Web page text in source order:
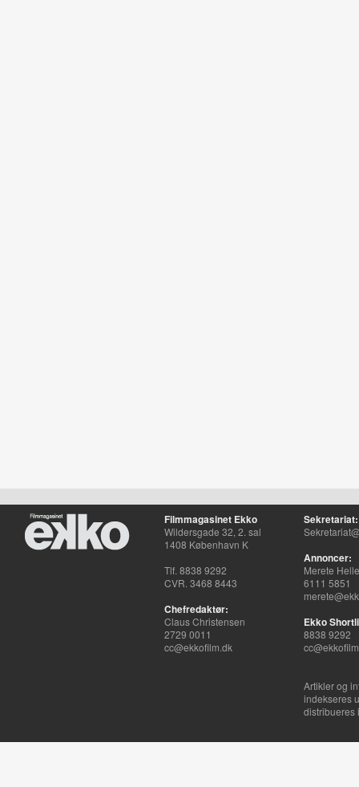
Filmmagasinet Ekko
Wildersgade 32, 2. sal
1408 København K
Tlf. 8838 9292
CVR. 3468 8443
Chefredaktør:
Claus Christensen
2729 0011
cc@ekkofilm.dk
Sekretariat:
Annoncer:
Merete
6111 5851
Ekko
8838 9292
Artikler og
indekseres
distribueres